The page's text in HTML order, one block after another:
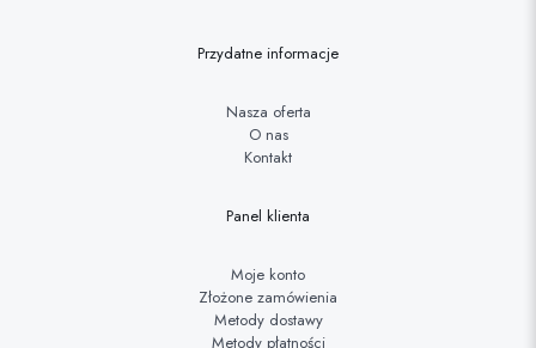
Przydatne informacje
Nasza oferta
O nas
Kontakt
Panel klienta
Moje konto
Złożone zamówienia
Metody dostawy
Metody płatności